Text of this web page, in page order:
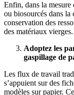
Enfin, dans la mesure
ou biosourcés dans
conservation des
des matériaux vierges.
Adoptez les
gaspillage de
Les flux de travail
s’appuient sur des
modèles sur papier.